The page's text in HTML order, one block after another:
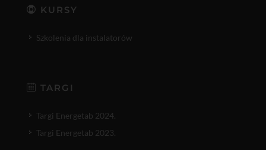
KURSY
Szkolenia dla instalatorów
TARGI
Targi Energetab 2024.
Targi Energetab 2023.